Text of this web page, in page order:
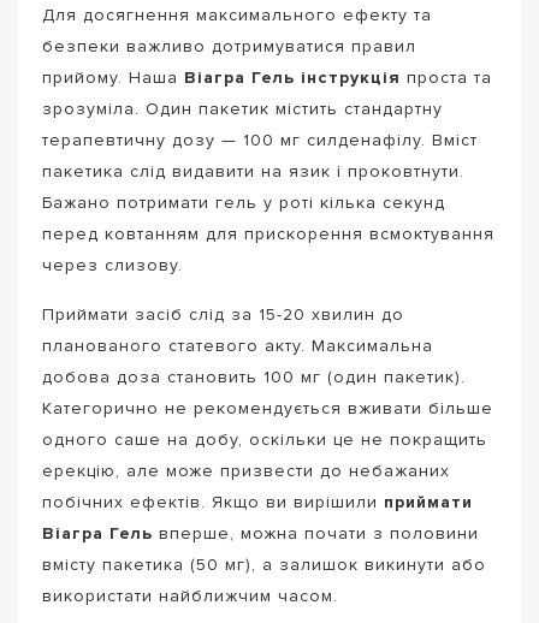
Для досягнення максимального ефекту та
безпеки важливо дотримуватися правил
прийому. Наша Віагра Гель інструкція проста та
зрозуміла. Один пакетик містить стандартну
терапевтичну дозу — 100 мг силденафілу. Вміст
пакетика слід видавити на язик і проковтнути.
Бажано потримати гель у роті кілька секунд
перед ковтанням для прискорення всмоктування
через слизову.
Приймати засіб слід за 15-20 хвилин до
планованого статевого акту. Максимальна
добова доза становить 100 мг (один пакетик).
Категорично не рекомендується вживати більше
одного саше на добу, оскільки це не покращить
ерекцію, але може призвести до небажаних
побічних ефектів. Якщо ви вирішили приймати
Віагра Гель вперше, можна почати з половини
вмісту пакетика (50 мг), а залишок викинути або
використати найближчим часом.